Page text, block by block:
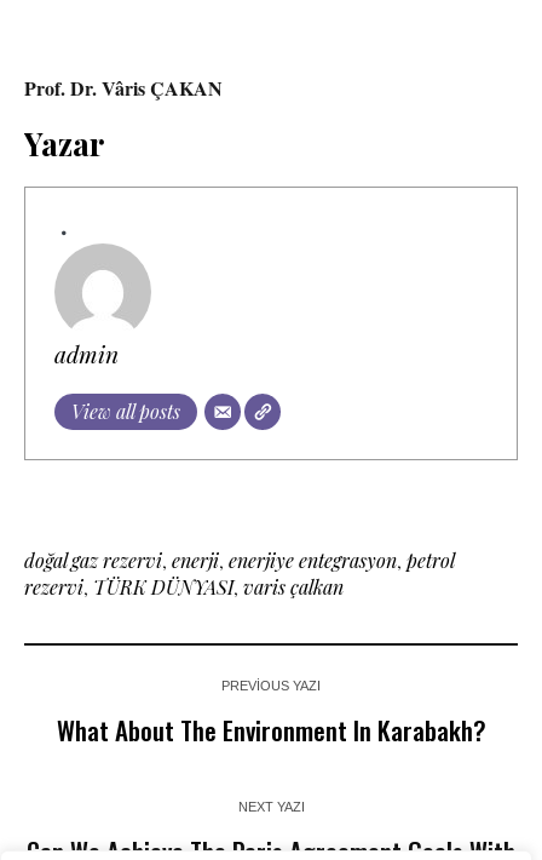
Prof. Dr. Vâris ÇAKAN
Yazar
admin
View all posts
doğal gaz rezervi, enerji, enerjiye entegrasyon, petrol
rezervi, TÜRK DÜNYASI, varis çalkan
PREVIOUS YAZI
What About The Environment In Karabakh?
NEXT YAZI
Can We Achieve The Paris Agreement Goals With